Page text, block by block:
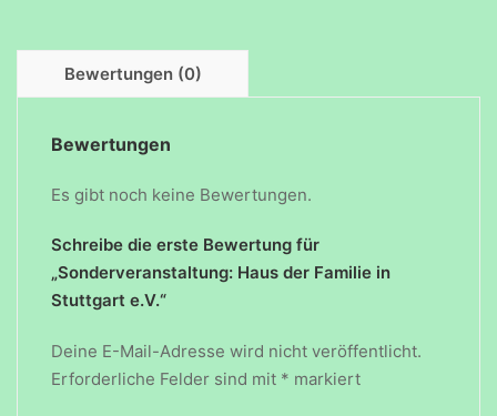
Bewertungen (0)
Bewertungen
Es gibt noch keine Bewertungen.
Schreibe die erste Bewertung für
„Sonderveranstaltung: Haus der Familie in
Stuttgart e.V.“
Deine E-Mail-Adresse wird nicht veröffentlicht.
Erforderliche Felder sind mit * markiert